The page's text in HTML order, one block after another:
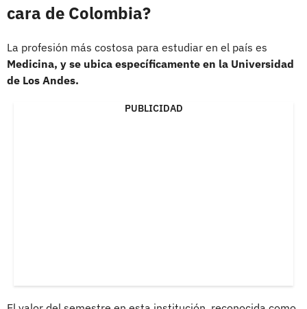
cara de Colombia?
La profesión más costosa para estudiar en el país es
Medicina, y se ubica específicamente en la Universidad
de Los Andes.
PUBLICIDAD